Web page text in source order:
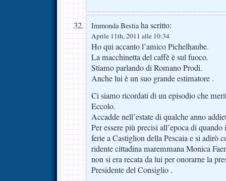
Immonda Bestiaha scritto:
Aprile 11th, 2011 alle 10:34
Ho qui accanto l’amico Pichelhaube.
La macchinetta del caffè è sul fuoco.
Stiamo parlando di Romano Prodi.
Anche lui è un suo grande estimatore .
Ci siamo ricordati di un episodio che
Eccolo.
Accadde nell’estate di qualche anno
Per essere più precisi all’epoca di
ferie a Castiglion della Pescaia e si adirò
ridente cittadina maremmana Monica
non si era recata da lui per onorarne la
Presidente del Consiglio .